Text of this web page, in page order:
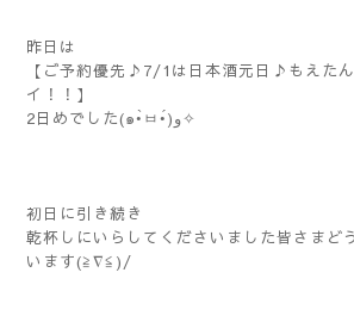
昨日は
【ご予約優先♪7/1は日本酒元日♪もえた
イ！！】
2日めでした(๑•̀ㅂ•́)و✧
初日に引き続き
乾杯しにいらしてくださいました皆さまど
います(≧∇≦)/